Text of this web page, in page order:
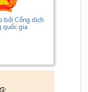
bởi Cổng dịch
quốc gia